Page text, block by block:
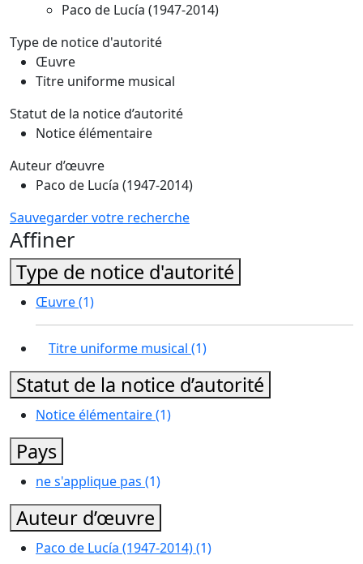
Paco de Lucía (1947-2014)
Type de notice d'autorité
Œuvre
Titre uniforme musical
Statut de la notice d’autorité
Notice élémentaire
Auteur d’œuvre
Paco de Lucía (1947-2014)
Sauvegarder votre recherche
Affiner
Type de notice d'autorité
Œuvre(1)
Titre uniforme musical (1)
Statut de la notice d’autorité
Notice élémentaire(1)
Pays
ne s'applique pas (1)
Auteur d’œuvre
Paco de Lucía (1947-2014)(1)